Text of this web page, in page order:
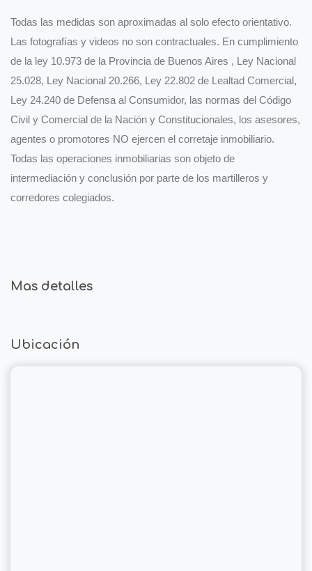
Todas las medidas son aproximadas al solo efecto orientativo.
Las fotografías y videos no son contractuales. En cumplimiento
de la ley 10.973 de la Provincia de Buenos Aires , Ley Nacional
25.028, Ley Nacional 20.266, Ley 22.802 de Lealtad Comercial,
Ley 24.240 de Defensa al Consumidor, las normas del Código
Civil y Comercial de la Nación y Constitucionales, los asesores,
agentes o promotores NO ejercen el corretaje inmobiliario.
Todas las operaciones inmobiliarias son objeto de
intermediación y conclusión por parte de los martilleros y
corredores colegiados.
Mas detalles
Ubicación